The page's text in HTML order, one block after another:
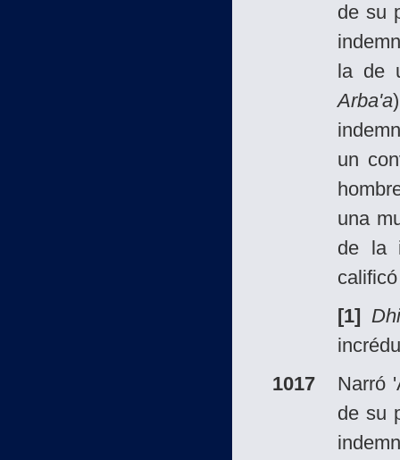
de su
la de
Arba'a
un
una
de la
[1]
1017
Narró
de su